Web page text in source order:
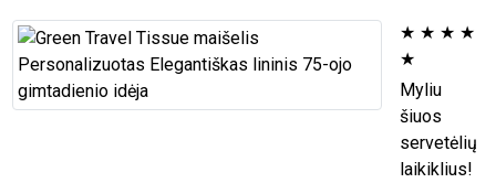
★ ★ ★ ★
★
Myliu
šiuos
servetėlių
laikiklius!